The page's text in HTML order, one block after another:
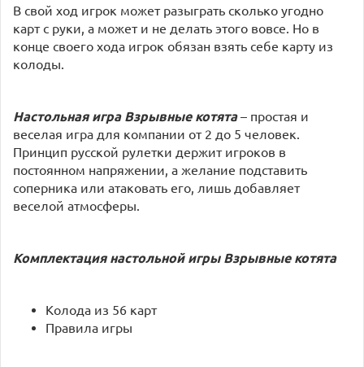
В свой ход игрок может разыграть сколько угодно
карт с руки, а может и не делать этого вовсе. Но в
конце своего хода игрок обязан взять себе карту из
колоды.
Настольная игра Взрывные котята– простая и
веселая игра для компании от 2 до 5 человек.
Принцип русской рулетки держит игроков в
постоянном напряжении, а желание подставить
соперника или атаковать его, лишь добавляет
веселой атмосферы.
Комплектация настольной игрыВзрывные котята
Колода из 56 карт
Правила игры